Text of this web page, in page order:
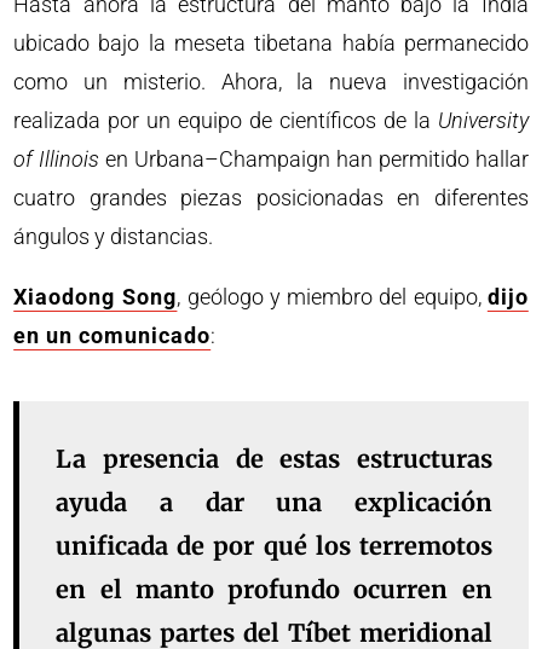
ubicado bajo la meseta tibetana había permanecido
como un misterio. Ahora, la nueva investigación
realizada por un equipo de científicos de la University
of Illinois en Urbana–Champaign han permitido hallar
cuatro grandes piezas posicionadas en diferentes
ángulos y distancias.
Xiaodong Song, geólogo y miembro del equipo, dijo
en un comunicado:
La presencia de estas estructuras
ayuda a dar una explicación
unificada de por qué los terremotos
en el manto profundo ocurren en
algunas partes del Tíbet meridional